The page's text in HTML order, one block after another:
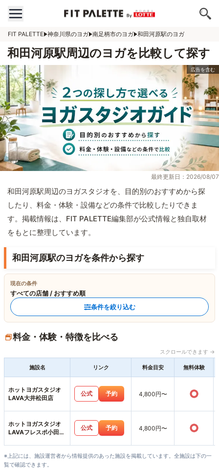
FIT PALETTE 神奈川県のヨガ 南足柄市のヨガ 和田河原駅のヨガ
和田河原駅周辺のヨガを比較して探す
最終更新日：2026/08/07
和田河原駅周辺のヨガスタジオを、目的別のおすすめから探
したり、料金・体験・設備などの条件で比較したりできま
す。掲載情報は、FIT PALETTE編集部が公式情報と独自取材
をもとに整理しています。
和田河原駅のヨガを条件から探す
現在の条件
すべての店舗 / おすすめ順
条件を絞り込む
料金・体験・特徴を比べる
スクロールできます →
施設名 リンク 料金目安 無料体験
ホットヨガスタジオ
LAVA大井松田店
公式 予約 4,800円〜 ○
ホットヨガスタジオ
LAVAフレスポ小田原
公式 予約 4,800円〜 ○
※上記には、施設運営者から情報提供のあった施設を掲載しています。全施設は下の一
覧で確認できます。